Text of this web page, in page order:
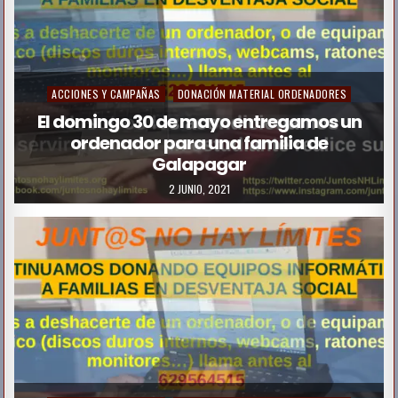
P
o
s
t
e
d
i
n
ACCIONES Y CAMPAÑAS DONACIÓN MATERIAL ORDENADORES
El domingo 30 de mayo entregamos un
ordenador para una familia de
Galapagar
2 JUNIO, 2021